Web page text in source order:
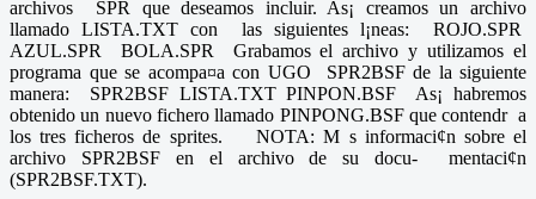
archivos SPR que deseamos incluir. As¡ creamos un archivo
llamado LISTA.TXT con las siguientes l¡neas: ROJO.SPR
AZUL.SPR BOLA.SPR Grabamos el archivo y utilizamos el
programa que se acompa¤a con UGO SPR2BSF de la siguiente
manera: SPR2BSF LISTA.TXT PINPON.BSF As¡ habremos
obtenido un nuevo fichero llamado PINPONG.BSF que contendr a
los tres ficheros de sprites. NOTA: M s informaci¢n sobre el
archivo SPR2BSF en el archivo de su docu- mentaci¢n
(SPR2BSF.TXT).